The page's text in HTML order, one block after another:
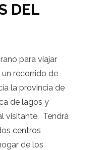
DEL
para viajar
recorrido de
la provincia de
de lagos y
visitante. Tendrá
centros
de los